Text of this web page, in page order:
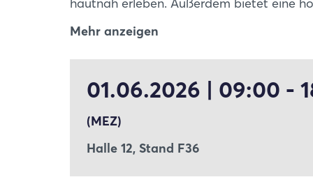
verschiedene Werkzeuge zur Türöffnung
Mehr anzeigen
01.06.2026 | 09:00 -
(MEZ)
Halle 12, Stand F36